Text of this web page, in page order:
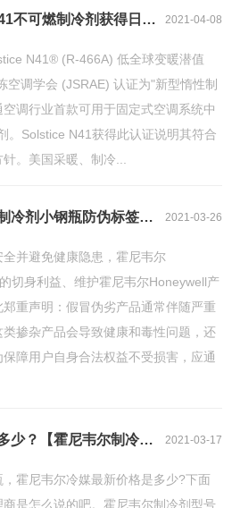
2021-04-08
日本冷冻空调学会的惰性气体认证
N41® (R-466A) 低全球变暖潜值
空调学会 (JSRAE) 认证为"新型惰性制
调行业首款可用于固定式空调系统中
。Solstice N41获得此认证说明其符合
。美国采暖、制冷...
2021-03-26
小钢瓶防伪标签更换声明
并避免健康隐患，霍尼韦尔
切身利益、维护霍尼韦尔Honeywell产
重声明：假冒伪劣产品通常伴随严重
掺杂产品会导致健康和毒性问题，还
障用户自身合法权益不受损害，应通
2021-03-17
尼韦尔制冷剂最新报价单】
霍尼韦尔冷媒最新价格是多少?下面
是怎么说的吧。霍尼韦尔制冷剂型号